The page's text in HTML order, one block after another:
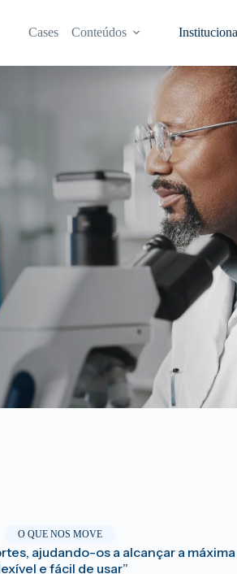
Cases Conteúdos
O QUE NOS MOVE
ajudando-os a alcançar a
e fácil de usar”